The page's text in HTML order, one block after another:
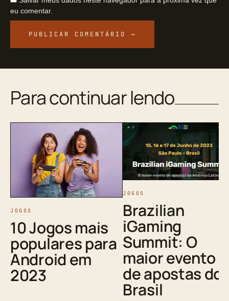
eu comentar.
Para continuar lendo
JOGOS
10 Jogos mais
populares para
Android em
2023
JOGOS
Brazilian
iGaming
Summit: O
maior evento
de apostas do
Brasil